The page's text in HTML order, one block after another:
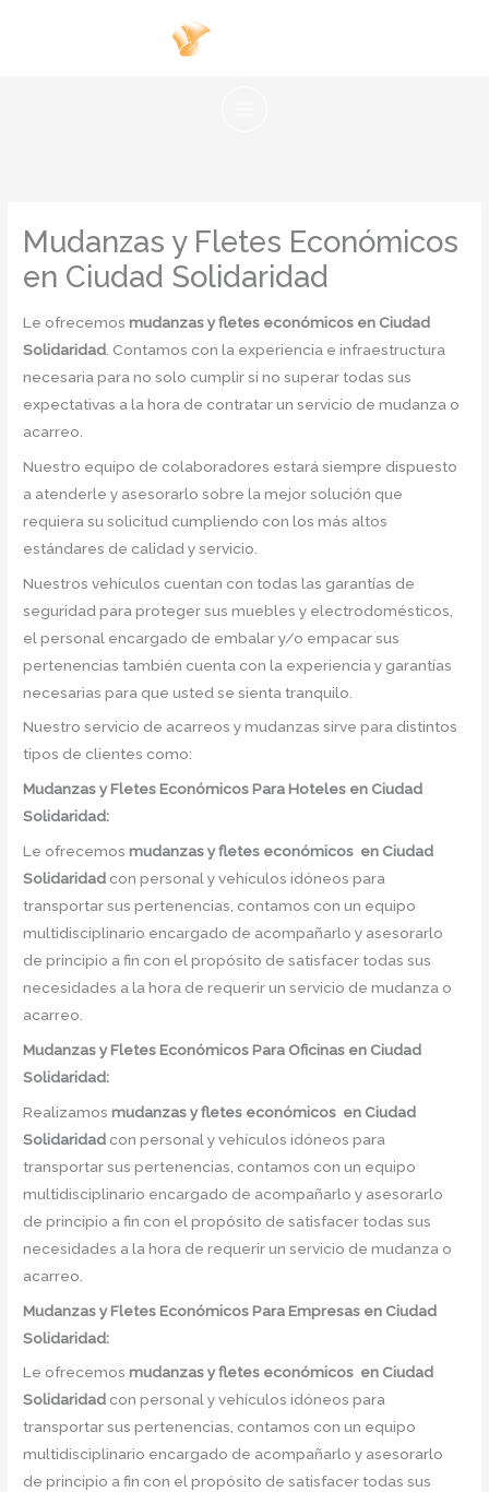
Mudanzas y Fletes Económicos
en Ciudad Solidaridad
Le ofrecemos mudanzas y fletes económicos en Ciudad
Solidaridad . Contamos con la experiencia e infraestructura
necesaria para no solo cumplir si no superar todas sus
expectativas a la hora de contratar un servicio de mudanza o
acarreo.
Nuestro equipo de colaboradores estará siempre dispuesto
a atenderle y asesorarlo sobre la mejor solución que
requiera su solicitud cumpliendo con los más altos
estándares de calidad y servicio.
Nuestros vehículos cuentan con todas las garantías de
seguridad para proteger sus muebles y electrodomésticos,
el personal encargado de embalar y/o empacar sus
pertenencias también cuenta con la experiencia y garantías
necesarias para que usted se sienta tranquilo.
Nuestro servicio de acarreos y mudanzas sirve para distintos
tipos de clientes como:
Mudanzas y Fletes EconómicosPara Hoteles en Ciudad
Solidaridad:
Le ofrecemosmudanzas y fletes económicos en Ciudad
Solidaridad con personal y vehículos idóneos para
transportar sus pertenencias, contamos con un equipo
multidisciplinario encargado de acompañarlo y asesorarlo
de principio a fin con el propósito de satisfacer todas sus
necesidades a la hora de requerir un servicio de mudanza o
acarreo.
Mudanzas y Fletes EconómicosPara Oficinas en Ciudad
Solidaridad:
Realizamosmudanzas y fletes económicos en Ciudad
Solidaridad con personal y vehículos idóneos para
transportar sus pertenencias, contamos con un equipo
multidisciplinario encargado de acompañarlo y asesorarlo
de principio a fin con el propósito de satisfacer todas sus
necesidades a la hora de requerir un servicio de mudanza o
acarreo.
Mudanzas y Fletes EconómicosPara Empresas en Ciudad
Solidaridad:
Le ofrecemosmudanzas y fletes económicos en Ciudad
Solidaridad con personal y vehículos idóneos para
transportar sus pertenencias, contamos con un equipo
multidisciplinario encargado de acompañarlo y asesorarlo
de principio a fin con el propósito de satisfacer todas sus